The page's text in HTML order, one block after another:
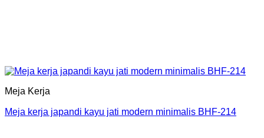
Meja Kerja
Meja kerja japandi kayu jati modern minimalis BHF-214